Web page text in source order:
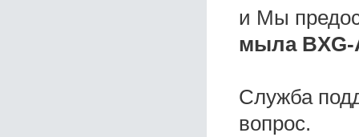
и Мы
мыла BXG-
Служба
вопрос.